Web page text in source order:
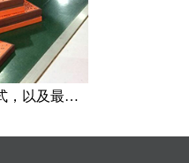
产品包装盒印刷报价方式，以及最划算数量选择策略